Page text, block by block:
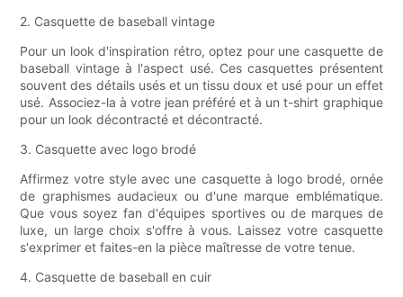
2. Casquette de baseball vintage
Pour un look d'inspiration rétro, optez pour une casquette de
baseball vintage à l'aspect usé. Ces casquettes présentent
souvent des détails usés et un tissu doux et usé pour un effet
usé. Associez-la à votre jean préféré et à un t-shirt graphique
pour un look décontracté et décontracté.
3. Casquette avec logo brodé
Affirmez votre style avec une casquette à logo brodé, ornée
de graphismes audacieux ou d'une marque emblématique.
Que vous soyez fan d'équipes sportives ou de marques de
luxe, un large choix s'offre à vous. Laissez votre casquette
s'exprimer et faites-en la pièce maîtresse de votre tenue.
4. Casquette de baseball en cuir